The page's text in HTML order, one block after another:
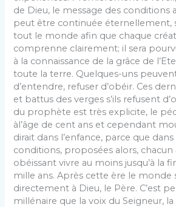
de Dieu, le message des conditions
peut être continuée éternellement,
tout le monde afin que chaque
comprenne clairement; il sera
à la connaissance de la grâce de
toute la terre. Quelques-uns
d’entendre, refuser d’obéir. Ces
et battus des verges s’ils refusent
du prophète est très explicite, le
àl’âge de cent ans et cependant
dirait dans l’enfance, parce que
conditions, proposées alors, chacun
obéissant vivre au moins jusqu’à la
mille ans. Après cette ère le monde
directement à Dieu, le Père. C’est
millénaire que la voix du Seigneur,